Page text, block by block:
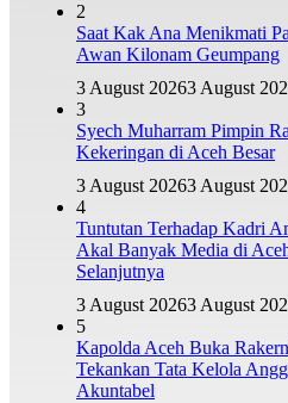
2
Saat Kak Ana Menikmati
Awan Kilonam Geumpang
3 August 20263 August
3
Syech Muharram Pimpin
Kekeringan di Aceh Besar
3 August 20263 August
4
Tuntutan Terhadap Kadri
Akal Banyak Media di
Selanjutnya
3 August 20263 August
5
Kapolda Aceh Buka
Tekankan Tata Kelola
Akuntabel